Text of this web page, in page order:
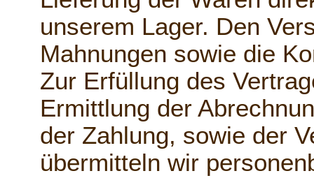
unserem Lager. Den
Mahnungen sowie die
Zur Erfüllung des
Ermittlung der
der Zahlung, sowie der
übermitteln wir